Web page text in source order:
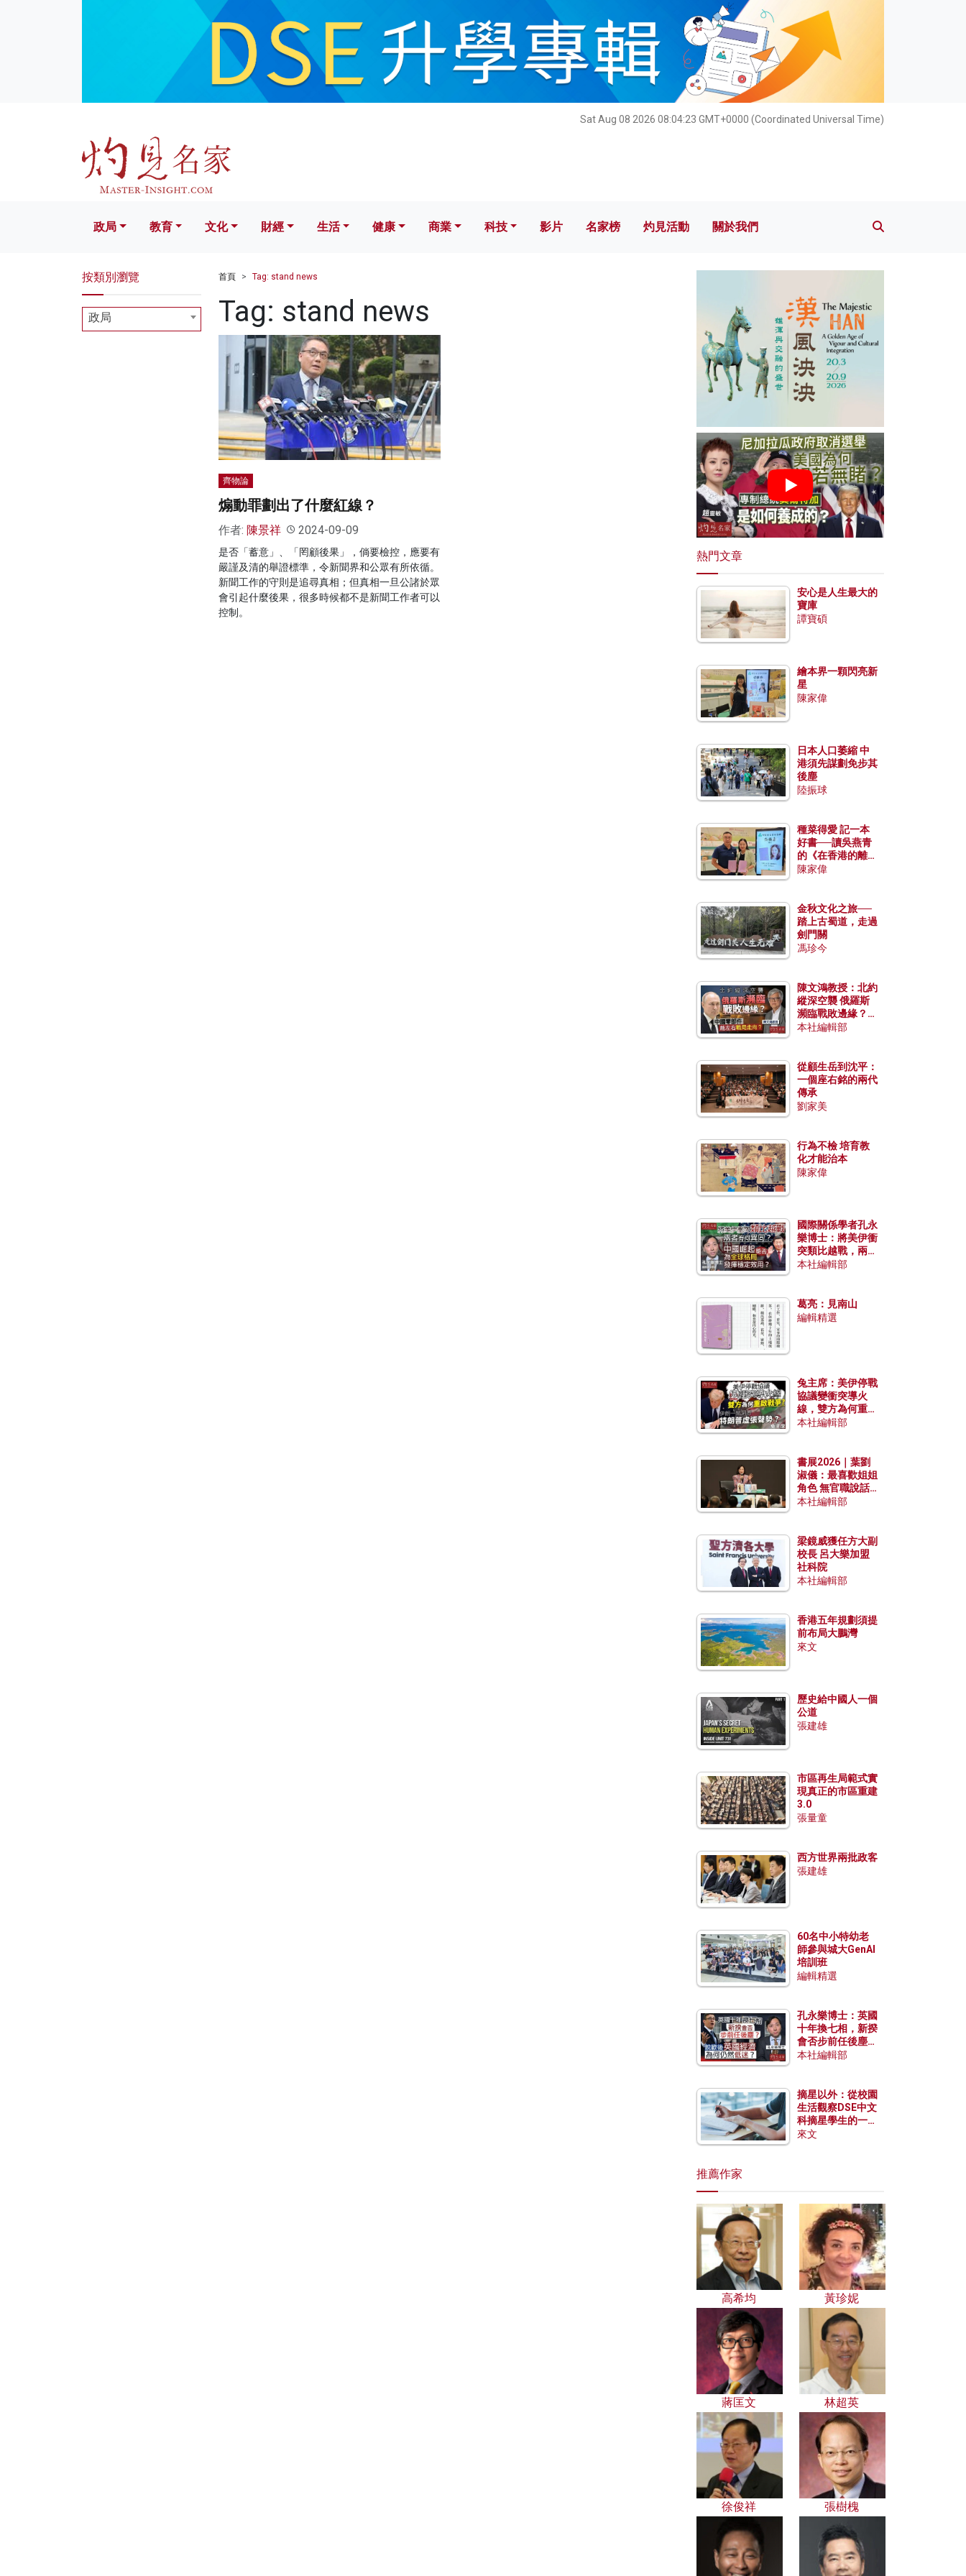
Sat Aug 08 2026 08:04:24 GMT+0000 (Coordinated Universal Time)
文化 財經 生活 健康 科技 影片 名家榜 灼見活動 關於我們
政局 教育 文化 財經 生活 健康 商業 科技 影片 名家榜 灼見活動 關於我們
首頁 Tag: stand news
Tag: stand news
齊物論
煽動罪劃出了什麼紅線？
作者: 陳景祥 2024-09-09
是否「蓄意」、「罔顧後果」，倘要檢控，應要有
嚴謹及清的舉證標準，令新聞界和公眾有所依循。
新聞工作的守則是追尋真相；但真相一旦公諸於眾
會引起什麼後果，很多時候都不是新聞工作者可以
控制。
按類別瀏覽
政局
熱門文章
安心是人生最大的
寶庫
譚寶碩
繪本界一顆閃亮新
星
陳家偉
日本人口萎縮 中
港須先謀劃免步其
後塵
陸振球
種菜得愛 記一本
好書──讀吳燕青
的《在香港的離島
種菜》
陳家偉
金秋文化之旅──
踏上古蜀道，走過
劍門關
馮珍今
陳文鴻教授：北約
縱深空襲 俄羅斯
瀕臨戰敗邊緣？中
國零部件能左右戰
本社編輯部
從顧生岳到沈平：
一個座右銘的兩代
傳承
劉家美
行為不檢 培育教
化才能治本
陳家偉
國際關係學者孔永
樂博士：將美伊衝
突類比越戰，兩者
有何異同？中國崛
本社編輯部
葛亮：見南山
編輯精選
兔主席：美伊停戰
協議變衝突導火
線，雙方為何重啟
戰爭？伊朗一早洞
本社編輯部
書展2026｜葉劉
淑儀：最喜歡姐姐
角色 無官職說話
包袱少
本社編輯部
梁鏡威獲任方大副
校長 呂大樂加盟
社科院
本社編輯部
香港五年規劃須提
前布局大鵬灣
來文
歷史給中國人一個
公道
張建雄
市區再生局範式實
現真正的市區重建
3.0
張量童
西方世界兩批政客
張建雄
60名中小特幼老
師參與城大GenAI
培訓班
編輯精選
孔永樂博士：英國
十年換七相，新揆
會否步前任後塵？
脫歐後英國經濟為
本社編輯部
摘星以外：從校園
生活觀察DSE中文
科摘星學生的一點
特質
來文
推薦作家
高希均 黃珍妮
蔣匡文 林超英
徐俊祥 張樹槐